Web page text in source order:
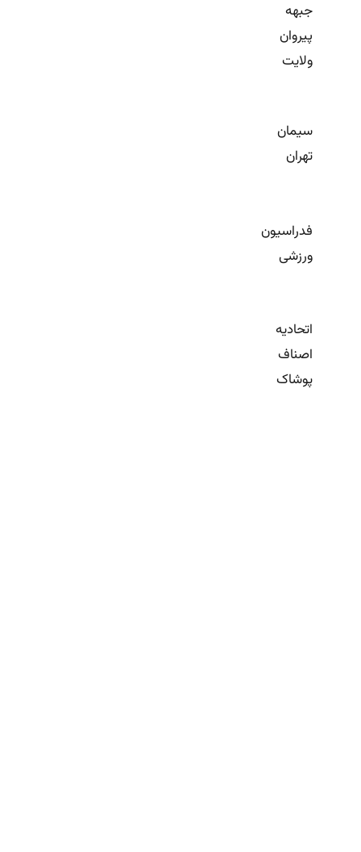
جبهه
پیروان
ولایت
سیمان
تهران
فدراسیون
ورزشی
اتحادیه
اصناف
پوشاک